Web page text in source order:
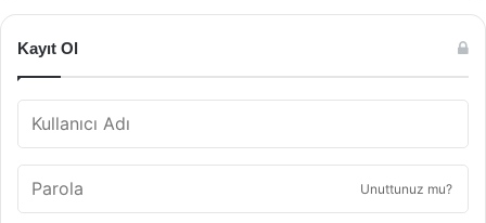
Kayıt Ol
Unuttunuz mu?